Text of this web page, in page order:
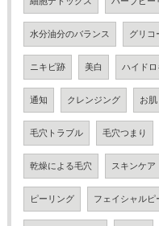
水分油分のバランス グリコ
ニキビ跡 美白 ハイドロ
通知 クレンジング お
毛穴トラブル 毛穴つまり
乾燥による毛穴 スキンケア
ピーリング フェイシャルピ